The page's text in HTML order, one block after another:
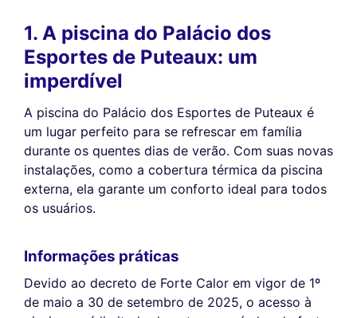
1. A piscina do Palácio dos
Esportes de Puteaux: um
imperdível
A piscina do Palácio dos Esportes de Puteaux é
um lugar perfeito para se refrescar em família
durante os quentes dias de verão. Com suas novas
instalações, como a cobertura térmica da piscina
externa, ela garante um conforto ideal para todos
os usuários.
Informações práticas
Devido ao decreto de Forte Calor em vigor de 1º
de maio a 30 de setembro de 2025, o acesso à